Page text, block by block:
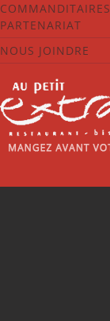
PARTENARIAT
NOUS JOINDRE